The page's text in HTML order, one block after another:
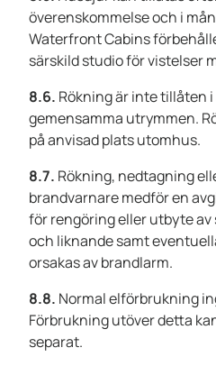
överenskommelse och i
Waterfront Cabins
särskild studio för vistelser
8.6. Rökning är inte tillåten
gemensamma utrymmen.
på anvisad plats utomhus.
8.7. Rökning, nedtagning
brandvarnare medför en
för rengöring eller utbyte av
och liknande samt
orsakas av brandlarm.
8.8. Normal elförbrukning
Förbrukning utöver detta
separat.